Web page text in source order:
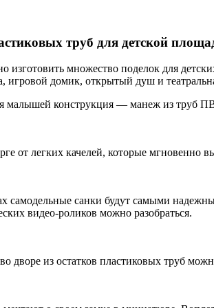
труб для детской
множество поделок для
игровой домик, открытый душ и
малышей конструкция — манеж из труб
от легких качелей, которые мгновенно
самодельные санки будут самыми
видео-роликов можно разобраться.
дворе из остатков пластиковых труб